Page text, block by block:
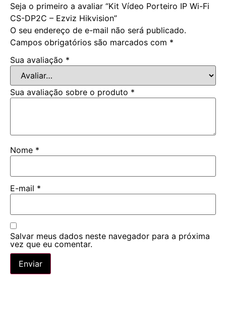
Seja o primeiro a avaliar “Kit Vídeo Porteiro IP Wi-Fi
CS-DP2C – Ezviz Hikvision”
O seu endereço de e-mail não será publicado.
Campos obrigatórios são marcados com *
Sua avaliação *
Sua avaliação sobre o produto *
Nome *
E-mail *
Salvar meus dados neste navegador para a próxima
vez que eu comentar.